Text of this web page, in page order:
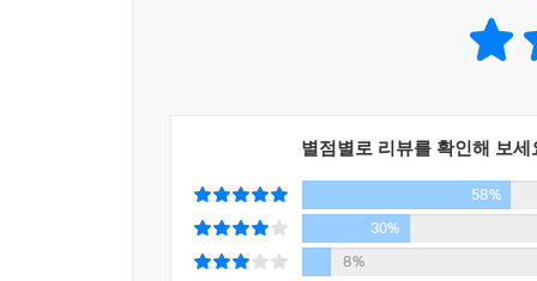
지독한 후회가 이어진다. 나쁜 기분은 순간이지
저자는 감정 관리를 배워야만 기분을 다스릴
대해 더 깊이 이야기한다. 감정이 우리를 어떻
통제해야 한다는 이야기도 있고, 동시에 감정
따라서 그것을 다루는 방법은 달라진다.
별점별로 리뷰를 확인해 보세
58%
30%
8%